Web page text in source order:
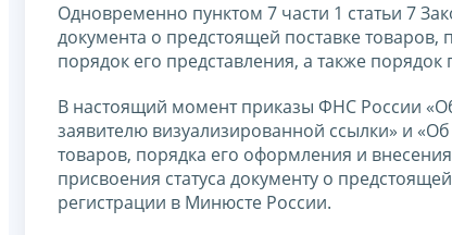
Одновременно пунктом 7 части 1 статьи 7
документа о предстоящей поставке
порядок его представления, а также
В настоящий момент приказы ФНС России
заявителю визуализированной ссылки» и
товаров, порядка его оформления и
присвоения статуса документу о
регистрации в Минюсте России.